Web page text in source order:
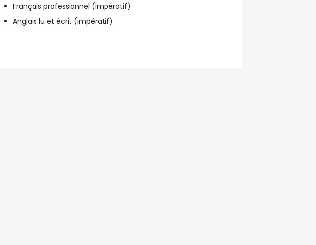
Français professionnel (impératif)
Anglais lu et écrit (impératif)